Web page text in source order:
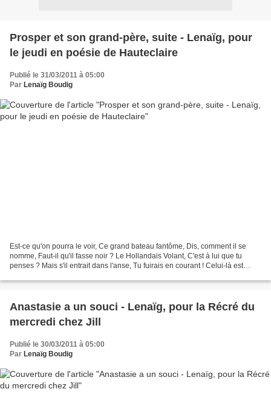
Prosper et son grand-père, suite - Lenaïg, pour
le jeudi en poésie de Hauteclaire
Publié le 31/03/2011 à 05:00
Par Lenaïg Boudig
Est-ce qu'on pourra le voir, Ce grand bateau fantôme, Dis, comment il se
nomme, Faut-il qu'il fasse noir ? Le Hollandais Volant, C'est à lui que tu
penses ? Mais s'il entrait dans l'anse, Tu fuirais en courant ! Celui-là est
Anastasie a un souci - Lenaïg, pour la Récré du
mercredi chez Jill
Publié le 30/03/2011 à 05:00
Par Lenaïg Boudig